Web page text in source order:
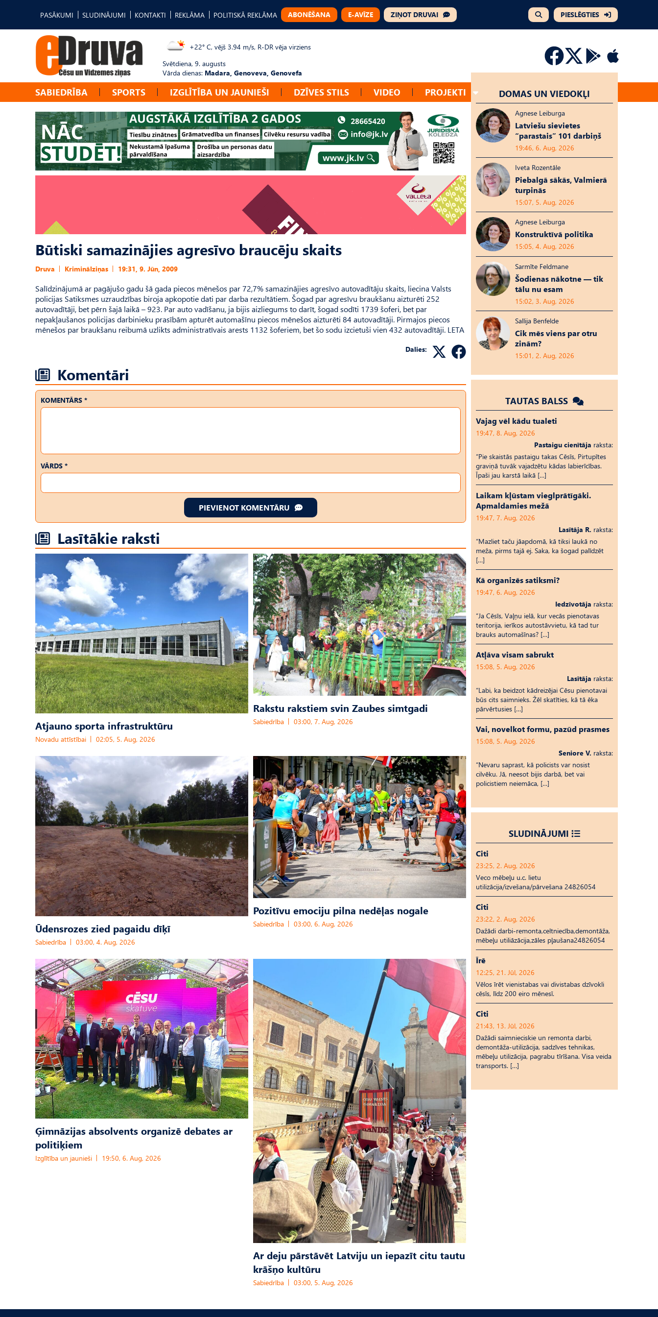
PASĀKUMI SLUDINĀJUMI KONTAKTI REKLĀMA POLITISKĀ REKLĀMA ABONĒŠANA E-AVĪZE ZIŅOT DRUVAI PIESLĒGTIES
+22° C, vējš 3.94 m/s, R-DR vēja virziens
Svētdiena, 9. augusts
Vārda dienas: Madara, Genoveva, Genovefa
SABIEDRĪBA SPORTS IZGLĪTĪBA UN JAUNIEŠI DZĪVES STILS VIDEO PROJEKTI
Būtiski samazinājies agresīvo braucēju skaits
Druva Kriminālziņas 19:31, 9. Jūn, 2009
Salīdzinājumā ar pagājušo gadu šā gada piecos mēnešos par 72,7% samazinājies agresīvo autovadītāju skaits, liecina Valsts
policijas Satiksmes uzraudzības biroja apkopotie dati par darba rezultātiem. Šogad par agresīvu braukšanu aizturēti 252
autovadītāji, bet pērn šajā laikā – 923. Par auto vadīšanu, ja bijis aizliegums to darīt, šogad sodīti 1739 šoferi, bet par
nepakļaušanos policijas darbinieku prasībām apturēt automašīnu piecos mēnešos aizturēti 84 autovadītāji. Pirmajos piecos
mēnešos par braukšanu reibumā uzlikts administratīvais arests 1132 šoferiem, bet šo sodu izcietuši vien 432 autovadītāji. LETA
Dalies:
Komentāri
KOMENTĀRS *
VĀRDS *
PIEVIENOT KOMENTĀRU
Lasītākie raksti
Atjauno sporta infrastruktūru
Novadu attīstībai 02:05, 5. Aug, 2026
Rakstu rakstiem svin Zaubes simtgadi
Sabiedrība 03:00, 7. Aug, 2026
Ūdensrozes zied pagaidu dīķī
Sabiedrība 03:00, 4. Aug, 2026
Pozitīvu emociju pilna nedēļas nogale
Sabiedrība 03:00, 6. Aug, 2026
Ģimnāzijas absolvents organizē debates ar
politiķiem
Izglītība un jaunieši 19:50, 6. Aug, 2026
Ar deju pārstāvēt Latviju un iepazīt citu tautu
krāšņo kultūru
Sabiedrība 03:00, 5. Aug, 2026
DOMAS UN VIEDOKĻI
Agnese Leiburga
Latviešu sievietes
“parastais” 101 darbiņš
19:46, 6. Aug, 2026
Iveta Rozentāle
Piebalgā sākās, Valmierā
turpinās
15:07, 5. Aug, 2026
Agnese Leiburga
Konstruktīvā politika
15:05, 4. Aug, 2026
Sarmīte Feldmane
Šodienas nākotne — tik
tālu nu esam
15:02, 3. Aug, 2026
Sallija Benfelde
Cik mēs viens par otru
zinām?
15:01, 2. Aug, 2026
TAUTAS BALSS
Vajag vēl kādu tualeti
19:47, 8. Aug, 2026
Pastaigu cienītāja raksta:
“Pie skaistās pastaigu takas Cēsīs, Pirtupītes
graviņā tuvāk vajadzētu kādas labierīcības.
Īpaši jau karstā laikā […]
Laikam kļūstam vieglprātīgāki.
Apmaldamies mežā
19:47, 7. Aug, 2026
Lasītāja R. raksta:
“Mazliet taču jāapdomā, kā tiksi laukā no
meža, pirms tajā ej. Saka, ka šogad palīdzēt
[…]
Kā organizēs satiksmi?
19:47, 6. Aug, 2026
Iedzīvotāja raksta:
“Ja Cēsīs, Vaļņu ielā, kur vecās pienotavas
teritorija, ierīkos autostāvvietu, kā tad tur
brauks automašīnas? […]
Atļāva visam sabrukt
15:08, 5. Aug, 2026
Lasītāja raksta:
“Labi, ka beidzot kādreizējai Cēsu pienotavai
būs cits saimnieks. Žēl skatīties, kā tā ēka
pārvērtusies […]
Vai, novelkot formu, pazūd prasmes
15:08, 5. Aug, 2026
Seniore V. raksta:
“Nevaru saprast, kā policists var nosist
cilvēku. Jā, neesot bijis darbā, bet vai
policistiem neiemāca, […]
SLUDINĀJUMI
Citi
23:25, 2. Aug, 2026
Veco mēbeļu u.c. lietu
utilizācija/izvešana/pārvešana 24826054
Citi
23:22, 2. Aug, 2026
Dažādi darbi-remonta,celtniecība,demontāža,
mēbeļu utiliāzācija,zāles pļaušana24826054
Īrē
12:25, 21. Jūl, 2026
Vēlos īrēt vienistabas vai divistabas dzīvokli
cēsīs, līdz 200 eiro mēnesī.
Citi
21:43, 13. Jūl, 2026
Dažādi saimnieciskie un remonta darbi,
demontāža-utilizācija, sadzīves tehnikas,
mēbeļu utilizācija, pagrabu tīrīšana. Visa veida
transports. […]